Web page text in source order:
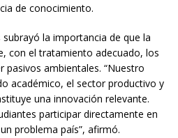
de conocimiento.
la importancia de que la
con el tratamiento adecuado, los
pasivos ambientales. “Nuestro
académico, el sector productivo y
una innovación relevante.
participar directamente en
problema país”, afirmó.